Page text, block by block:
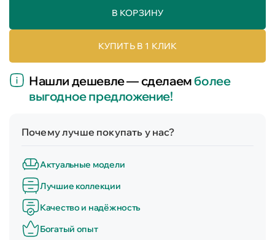
В КОРЗИНУ
КУПИТЬ В 1 КЛИК
Нашли дешевле — сделаемболее
выгодное предложение!
Почему лучше покупать у нас?
Актуальные модели
Лучшие коллекции
Качество и надёжность
Богатый опыт